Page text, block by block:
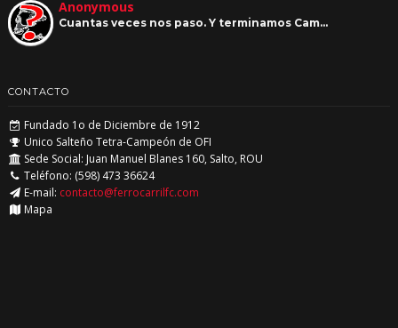
Anonymous
Cuantas veces nos paso. Y terminamos Cam…
CONTACTO
Fundado 1o de Diciembre de 1912
Unico Salteño Tetra-Campeón de OFI
Sede Social: Juan Manuel Blanes 160, Salto, ROU
Teléfono: (598) 473 36624
E-mail: contacto@ferrocarrilfc.com
Mapa